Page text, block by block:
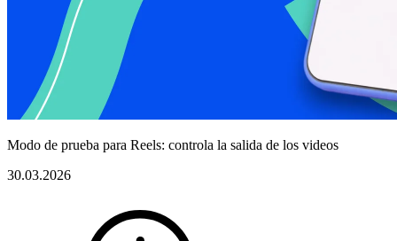
Modo de prueba para Reels: controla la salida de los videos
30.03.2026